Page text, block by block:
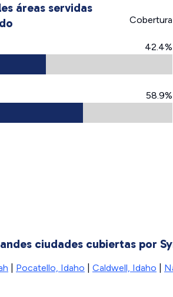
áreas servidas
Cobertura
42.4%
58.9%
ciudades cubiertas por
Pocatello, Idaho Caldwell, Idaho